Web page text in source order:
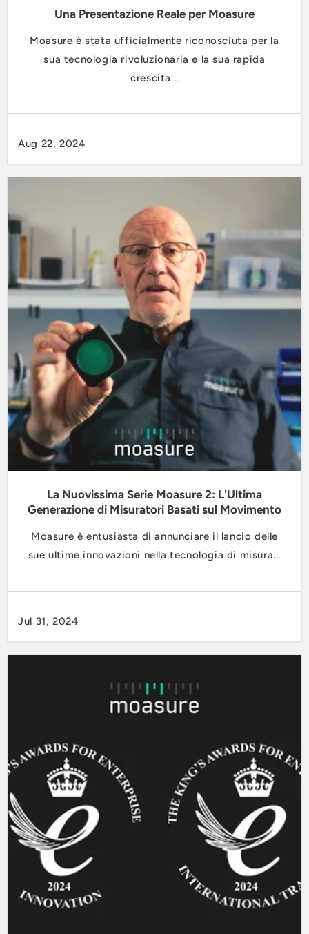
Una Presentazione Reale per Moasure
Moasure è stata ufficialmente riconosciuta per la
sua tecnologia rivoluzionaria e la sua rapida
crescita...
Aug 22, 2024
La Nuovissima Serie Moasure 2: L'Ultima
Generazione di Misuratori Basati sul Movimento
Moasure è entusiasta di annunciare il lancio delle
sue ultime innovazioni nella tecnologia di misura...
Jul 31, 2024